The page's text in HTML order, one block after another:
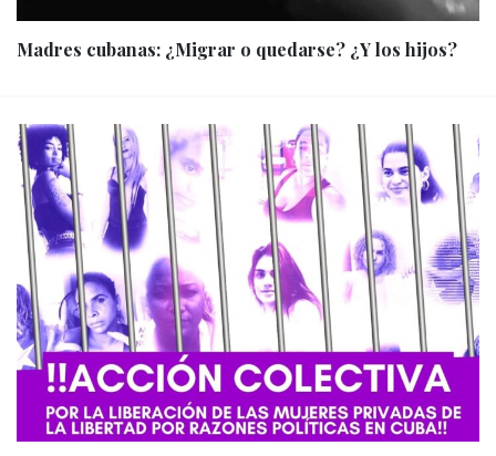
Madres cubanas: ¿Migrar o quedarse? ¿Y los hijos?